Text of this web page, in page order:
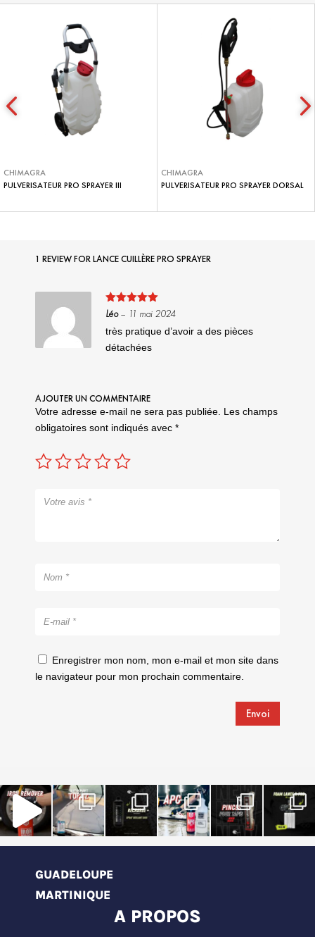
CHIMAGRA
PULVERISATEUR PRO SPRAYER III
CHIMAGRA
PULVERISATEUR PRO SPRAYER DORSAL
1 REVIEW FORLANCE CUILLÈRE PRO SPRAYER
Note 5sur
Léo– 11 mai 2024
très pratique d’avoir a des pièces
détachées
AJOUTER UN COMMENTAIRE
Votre adresse e-mail ne sera pas publiée. Les champs
obligatoires sont indiqués avec *
Enregistrer mon nom, mon e-mail et mon site dans
le navigateur pour mon prochain commentaire.
Envoi
GUADELOUPE
MARTINIQUE
A PROPOS